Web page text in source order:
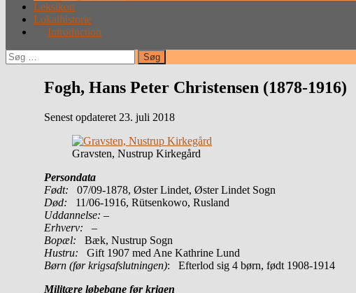
Leksikon
Lokalhistorie
Introduction
Søg
efter:
Fogh, Hans Peter Christensen (1878-1916)
Senest opdateret 23. juli 2018
Gravsten, Nustrup Kirkegård
Persondata
Født: 07/09-1878, Øster Lindet, Øster Lindet Sogn
Død: 11/06-1916, Rütsenkowo, Rusland
Uddannelse: –
Erhverv: –
Bopæl: Bæk, Nustrup Sogn
Hustru: Gift 1907 med Ane Kathrine Lund
Børn (før krigsafslutningen): Efterlod sig 4 børn, født 1908-1914
Militære løbebane før krigen